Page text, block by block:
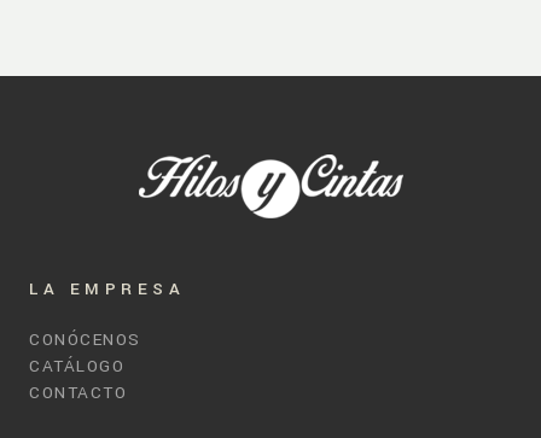
LA EMPRESA
CONÓCENOS
CATÁLOGO
CONTACTO